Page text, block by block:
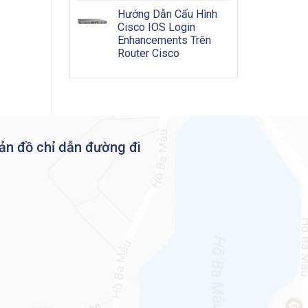
Hướng Dẫn Cấu Hình
Cisco IOS Login
Enhancements Trên
Router Cisco
đồ chỉ dẫn đường đi